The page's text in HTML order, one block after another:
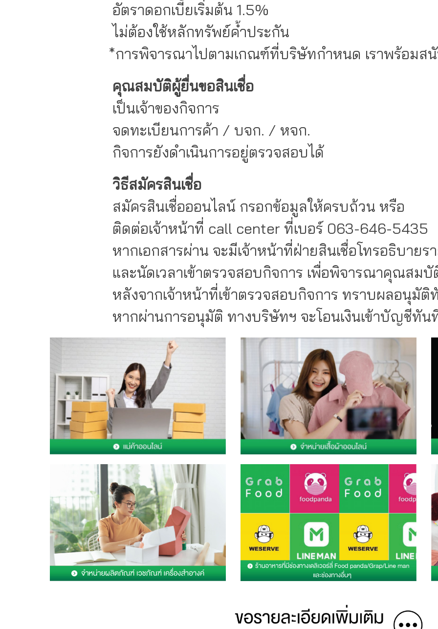
อัตราดอกเบี้ยเริ่มต้น 1.5%
ไม่ต้องใช้หลักทรัพย์ค้ำประกัน
*การพิจารณาไปตามเกณฑ์ที่บริษัทกำหนด เราพร้อมส
คุณสมบัติผู้ยื่นขอสินเชื่อ
เป็นเจ้าของกิจการ
จดทะเบียนการค้า / บจก. / หจก.
กิจการยังดำเนินการอยู่ตรวจสอบได้
วิธีสมัครสินเชื่อ
สมัครสินเชื่อออนไลน์ กรอกข้อมูลให้ครบถ้วน หรือ
ติดต่อเจ้าหน้าที่ call center ที่เบอร์ 063-646-5435
หากเอกสารผ่าน จะมีเจ้าหน้าที่ฝ่ายสินเชื่อโทรอธิบายราย
และนัดเวลาเข้าตรวจสอบกิจการ เพื่อพิจารณาคุณสมบั
หลังจากเจ้าหน้าที่เข้าตรวจสอบกิจการ ทราบผลอนุมัติทั
หากผ่านการอนุมัติ ทางบริษัทฯ จะโอนเงินเข้าบัญชีทันที